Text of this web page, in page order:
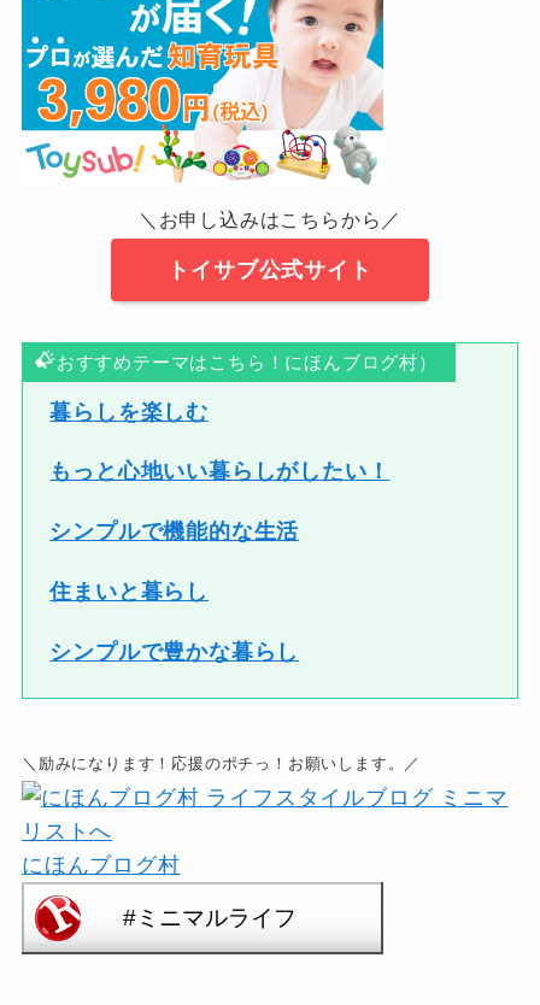
＼お申し込みはこちらから／
トイサブ公式サイト
おすすめテーマはこちら！にほんブログ村）
暮らしを楽しむ
もっと心地いい暮らしがしたい！
シンプルで機能的な生活
住まいと暮らし
シンプルで豊かな暮らし
＼励みになります！応援のポチっ！お願いします。／
にほんブログ村